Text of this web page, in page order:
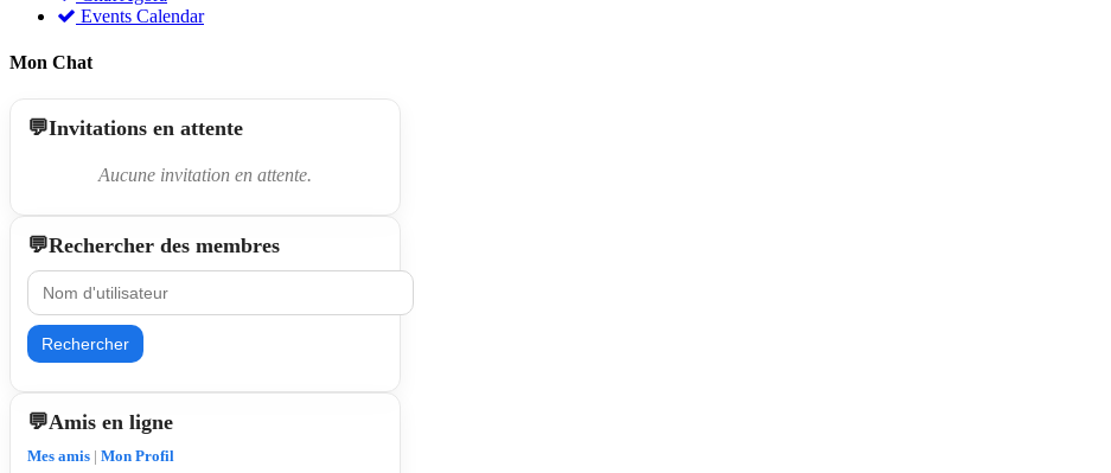
Events Calendar
Mon Chat
Invitations en attente
Aucune invitation en attente.
Rechercher des membres
Rechercher
Amis en ligne
Mes amis | Mon Profil